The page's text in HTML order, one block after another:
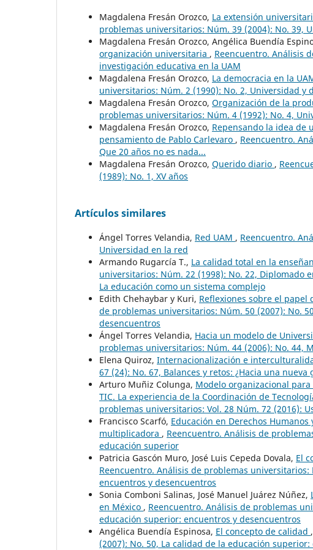
Magdalena Fresán Orozco, La extensión
problemas universitarios: Núm. 39 (2004): No. 39,
Magdalena Fresán Orozco, Angélica Buendía
organización universitaria , Reencuentro. Análisis
investigación educativa en la UAM
Magdalena Fresán Orozco, La democracia en la
universitarios: Núm. 2 (1990): No. 2, Universidad y
Magdalena Fresán Orozco, Organización de la
problemas universitarios: Núm. 4 (1992): No. 4,
Magdalena Fresán Orozco, Repensando la idea de
pensamiento de Pablo Carlevaro , Reencuentro.
Que 20 años no es nada...
Magdalena Fresán Orozco, Querido diario ,
(1989): No. 1, XV años
Artículos similares
Ángel Torres Velandia, Red UAM , Reencuentro.
Universidad en la red
Armando Rugarcía T., La calidad total en la
universitarios: Núm. 22 (1998): No. 22, Diplomado
La educación como un sistema complejo
Edith Chehaybar y Kuri, Reflexiones sobre el papel
de problemas universitarios: Núm. 50 (2007): No.
desencuentros
Ángel Torres Velandia, Hacia un modelo de
problemas universitarios: Núm. 44 (2006): No. 44,
Elena Quiroz, Internacionalización e
67 (24): No. 67, Balances y retos: ¿Hacia una
Arturo Muñiz Colunga, Modelo organizacional
TIC. La experiencia de la Coordinación de
problemas universitarios: Vol. 28 Núm. 72 (2016):
Francisco Scarfó, Educación en Derechos
multiplicadora , Reencuentro. Análisis de
educación superior
Patricia Gascón Muro, José Luis Cepeda Dovala, El
Reencuentro. Análisis de problemas
encuentros y desencuentros
Sonia Comboni Salinas, José Manuel Juárez Núñez,
en México , Reencuentro. Análisis de problemas
educación superior: encuentros y desencuentros
Angélica Buendía Espinosa, El concepto de calidad ,
(2007): No. 50, La calidad de la educación